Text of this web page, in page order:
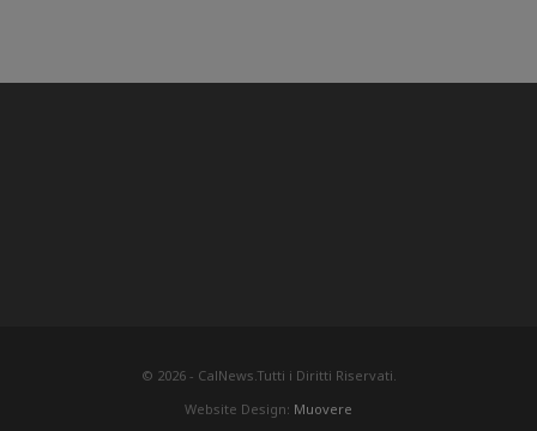
© 2026 - CalNews.Tutti i Diritti Riservati.
Website Design: Muovere